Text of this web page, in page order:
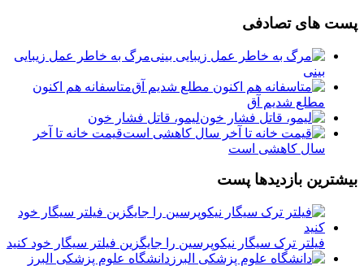
پست های تصادفی
مرگ به خاطر عمل زیبایی
بینی
متاسفانه هم اکنون
مطلع شدیم آق
️لیمو، قاتل فشار خون
قیمت خانه تا آخر
سال کاهشی است
بیشترین بازدیدها پست
فیلتر ترک سیگار نیکوپرسین را جایگزین فیلتر سیگار خود کنید
دانشگاه علوم پزشکی البرز